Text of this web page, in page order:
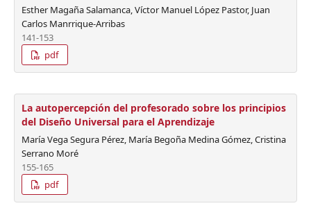
Esther Magaña Salamanca, Víctor Manuel López Pastor, Juan
Carlos Manrrique-Arribas
141-153
pdf
La autopercepción del profesorado sobre los principios
del Diseño Universal para el Aprendizaje
María Vega Segura Pérez, María Begoña Medina Gómez, Cristina
Serrano Moré
155-165
pdf